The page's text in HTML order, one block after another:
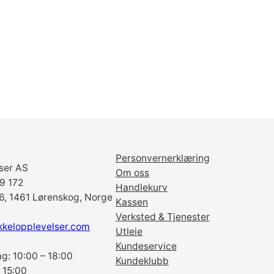
AS
172
1461 Lørenskog, Norge
10:00 – 18:00
Personvernerklæring
Om oss
Handlekurv
Kassen
Verksted & Tjenester
Utleie
Kundeservice
Kundeklubb